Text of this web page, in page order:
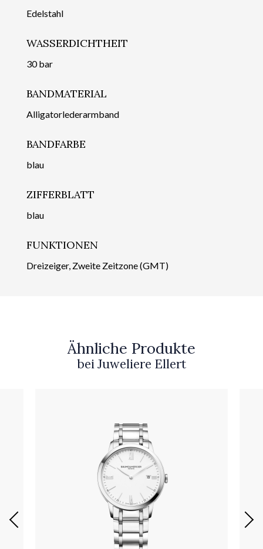
Edelstahl
WASSERDICHTHEIT
30 bar
BANDMATERIAL
Alligatorlederarmband
BANDFARBE
blau
ZIFFERBLATT
blau
FUNKTIONEN
Dreizeiger, Zweite Zeitzone (GMT)
Ähnliche Produkte
bei Juweliere Ellert